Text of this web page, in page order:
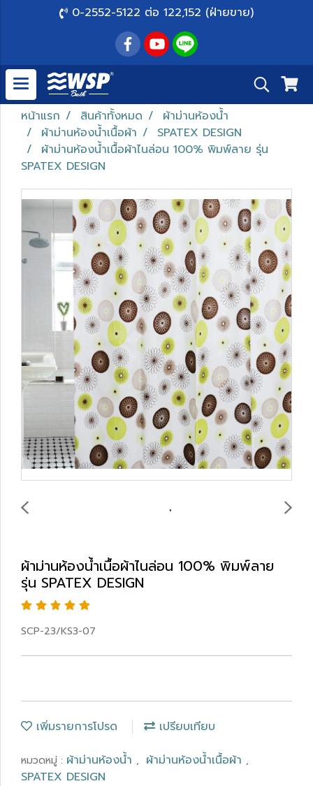
0-2552-5122 ต่อ 122,152 (ฝ่ายขาย)
หน้าแรก สินค้าทั้งหมด
ผ้าม่านห้องน้ำ
ผ้าม่านห้องน้ำเนื้อผ้า
SPATEX DESIGN
ผ้าม่านห้องน้ำเนื้อผ้าไนล่อน 100% พิมพ์ลาย รุ่น
SPATEX DESIGN
ผ้าม่านห้องน้ำเนื้อผ้าไนล่อน 100% พิมพ์ลาย
รุ่น SPATEX DESIGN
SCP-23/KS3-07
เพิ่มรายการโปรด เปรียบเทียบ
หมวดหมู่ : ผ้าม่านห้องน้ำ , ผ้าม่านห้องน้ำเนื้อผ้า ,
SPATEX DESIGN